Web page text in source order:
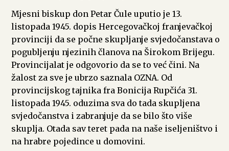
Mjesni biskup don Petar Čule uputio je 13.
listopada 1945. dopis Hercegovačkoj franjevačkoj
provinciji da se počne skupljanje svjedočanstava o
pogubljenju njezinih članova na Širokom Brijegu.
Provincijalat je odgovorio da se to već čini. Na
žalost za sve je ubrzo saznala OZNA. Od
provincijskog tajnika fra Bonicija Rupčića 31.
listopada 1945. oduzima sva do tada skupljena
svjedočanstva i zabranjuje da se bilo što više
skuplja. Otada sav teret pada na naše iseljeništvo i
na hrabre pojedince u domovini.